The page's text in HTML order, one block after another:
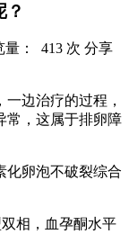
？
量： 413 次 分享
边治疗的过程，
常，这属于排卵障
化卵泡不破裂综合
相，血孕酮水平